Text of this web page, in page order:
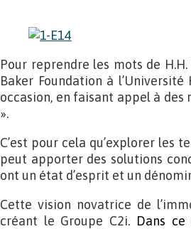
Pour reprendre les mots de
Baker Foundation à
occasion, en faisant appel à des
».
C’est pour cela qu’explorer les
peut apporter des solutions
ont un état d’esprit et un
Cette vision novatrice de
créant le Groupe C2i. Dans ce